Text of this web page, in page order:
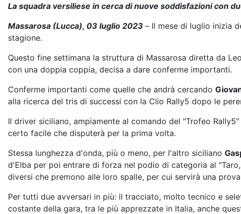
La squadra versiliese in cerca di nuove soddisfazioni con
Massarosa (Lucca), 03 luglio 2023 – Il mese di luglio inizia
stagione.
Questo fine settimana la struttura di Massarosa diretta da
con una doppia coppia, decisa a dare conferme importanti.
Conferme importanti come quelle che andrà cercando
alla ricerca del tris di successi con la Clio Rally5 dopo le
Il driver siciliano, ampiamente al comando del "Trofeo
certo facile che disputerà per la prima volta.
Stessa lunghezza d'onda, più o meno, per l'altro siciliano
d'Elba per poi entrare di forza nel podio di categoria al
diversi che premono alle loro spalle, per cui servirà una
Per tutti due avversari in più: il tracciato, molto tecnico e
costante della gara, tra le più apprezzate in Italia, anche